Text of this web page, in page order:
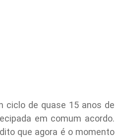
ciclo de quase 15 anos de
em comum acordo.
que agora é o momento